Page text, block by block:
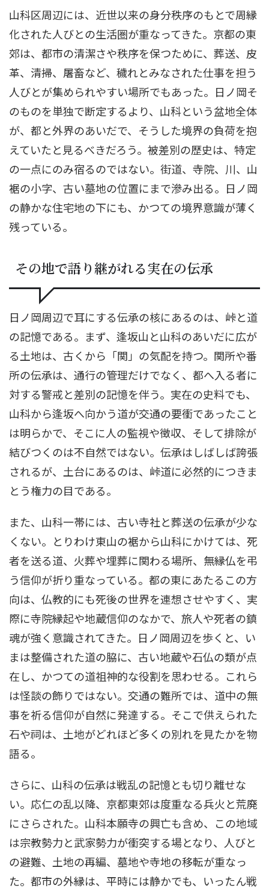
山科区周辺には、近世以来の身分秩序のもとで周縁
化された人びとの生活圏が重なってきた。京都の東
郊は、都市の清潔さや秩序を保つために、葬送、皮
革、清掃、屠畜など、穢れとみなされた仕事を担う
人びとが集められやすい場所でもあった。日ノ岡そ
のものを単独で断定するより、山科という盆地全体
が、都と外界のあいだで、そうした境界の負荷を抱
えていたと見るべきだろう。被差別の歴史は、特定
の一点にのみ宿るのではない。街道、寺院、川、山
裾の小字、古い墓地の位置にまで滲み出る。日ノ岡
の静かな住宅地の下にも、かつての境界意識が薄く
残っている。
その地で語り継がれる実在の伝承
日ノ岡周辺で耳にする伝承の核にあるのは、峠と道
の記憶である。まず、逢坂山と山科のあいだに広が
る土地は、古くから「関」の気配を持つ。関所や番
所の伝承は、通行の管理だけでなく、都へ入る者に
対する警戒と差別の記憶を伴う。実在の史料でも、
山科から逢坂へ向かう道が交通の要衝であったこと
は明らかで、そこに人の監視や徴収、そして排除が
結びつくのは不自然ではない。伝承はしばしば誇張
されるが、土台にあるのは、峠道に必然的につきま
とう権力の目である。
また、山科一帯には、古い寺社と葬送の伝承が少な
くない。とりわけ東山の裾から山科にかけては、死
者を送る道、火葬や埋葬に関わる場所、無縁仏を弔
う信仰が折り重なっている。都の東にあたるこの方
向は、仏教的にも死後の世界を連想させやすく、実
際に寺院縁起や地蔵信仰のなかで、旅人や死者の鎮
魂が強く意識されてきた。日ノ岡周辺を歩くと、い
まは整備された道の脇に、古い地蔵や石仏の類が点
在し、かつての道祖神的な役割を思わせる。これら
は怪談の飾りではない。交通の難所では、道中の無
事を祈る信仰が自然に発達する。そこで供えられた
石や祠は、土地がどれほど多くの別れを見たかを物
語る。
さらに、山科の伝承は戦乱の記憶とも切り離せな
い。応仁の乱以降、京都東郊は度重なる兵火と荒廃
にさらされた。山科本願寺の興亡も含め、この地域
は宗教勢力と武家勢力が衝突する場となり、人びと
の避難、土地の再編、墓地や寺地の移転が重なっ
た。都市の外縁は、平時には静かでも、いったん戦